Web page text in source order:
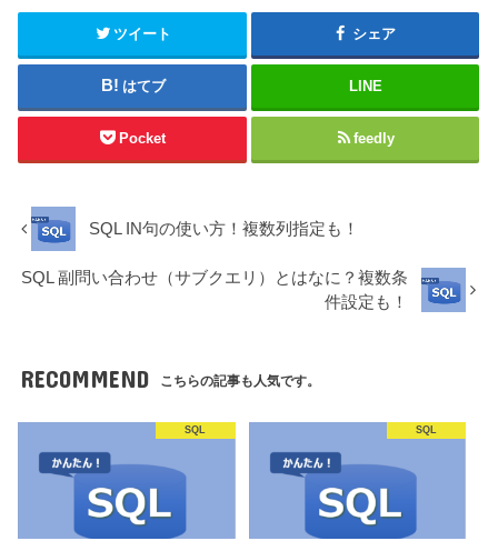
ツイート シェア
はてブ LINE
Pocket feedly
SQL IN句の使い方！複数列指定も！
SQL 副問い合わせ（サブクエリ）とはなに？複数条
件設定も！
RECOMMEND こちらの記事も人気です。
SQL SQL